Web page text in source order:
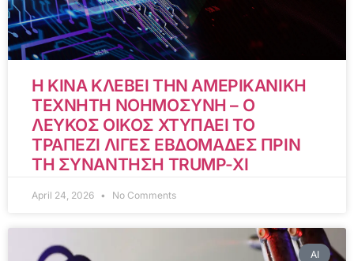
Η ΚΙΝΑ ΚΛΕΒΕΙ ΤΗΝ ΑΜΕΡΙΚΑΝΙΚΗ
ΤΕΧΝΗΤΗ ΝΟΗΜΟΣΥΝΗ – Ο
ΛΕΥΚΟΣ ΟΙΚΟΣ ΧΤΥΠΑΕΙ ΤΟ
ΤΡΑΠΕΖΙ ΛΙΓΕΣ ΕΒΔΟΜΑΔΕΣ ΠΡΙΝ
ΤΗ ΣΥΝΑΝΤΗΣΗ TRUMP-XI
April 24, 2026 No Comments
AI